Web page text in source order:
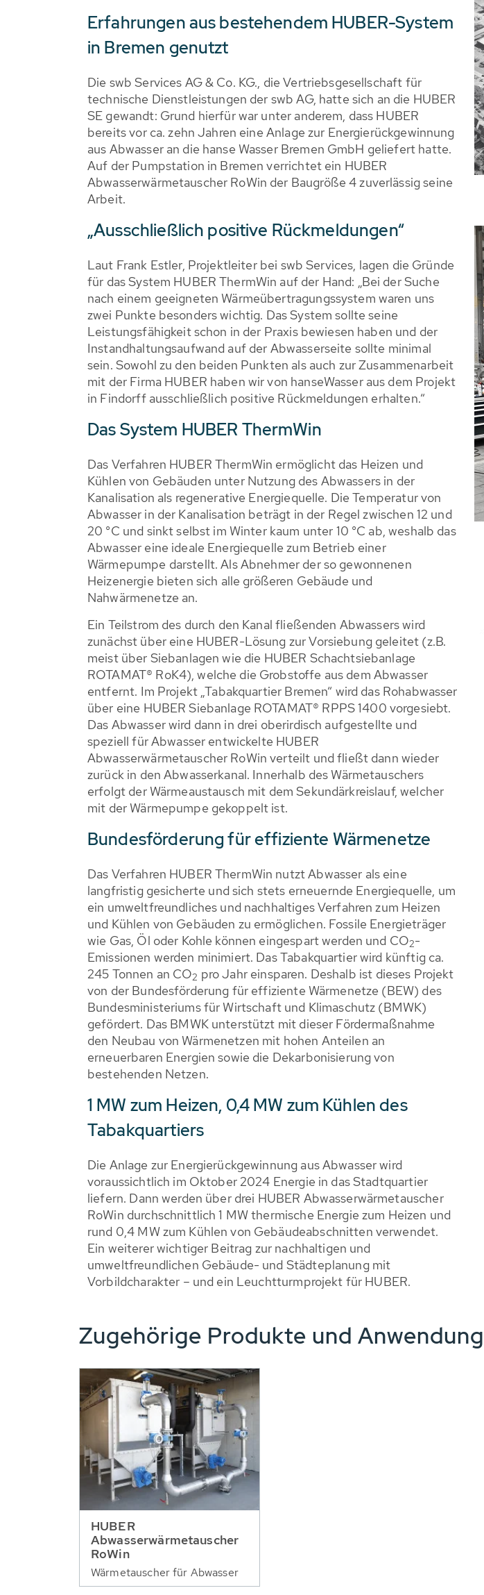
Erfahrungen aus bestehendem HUBER-System
in Bremen genutzt
Die swb Services AG & Co. KG., die Vertriebsgesellschaft für
technische Dienstleistungen der swb AG, hatte sich an die HUBER
SE gewandt: Grund hierfür war unter anderem, dass HUBER
bereits vor ca. zehn Jahren eine Anlage zur Energierückgewinnung
aus Abwasser an die hanse Wasser Bremen GmbH geliefert hatte.
Auf der Pumpstation in Bremen verrichtet ein HUBER
Abwasserwärmetauscher RoWin der Baugröße 4 zuverlässig seine
Arbeit.
„Ausschließlich positive Rückmeldungen“
Laut Frank Estler, Projektleiter bei swb Services, lagen die Gründe
für das System HUBER ThermWin auf der Hand: „Bei der Suche
nach einem geeigneten Wärmeübertragungssystem waren uns
zwei Punkte besonders wichtig. Das System sollte seine
Leistungsfähigkeit schon in der Praxis bewiesen haben und der
Instandhaltungsaufwand auf der Abwasserseite sollte minimal
sein. Sowohl zu den beiden Punkten als auch zur Zusammenarbeit
mit der Firma HUBER haben wir von hanseWasser aus dem Projekt
in Findorff ausschließlich positive Rückmeldungen erhalten.“
Das System HUBER ThermWin
Das Verfahren HUBER ThermWin ermöglicht das Heizen und
Kühlen von Gebäuden unter Nutzung des Abwassers in der
Kanalisation als regenerative Energiequelle. Die Temperatur von
Abwasser in der Kanalisation beträgt in der Regel zwischen 12 und
20 °C und sinkt selbst im Winter kaum unter 10 °C ab, weshalb das
Abwasser eine ideale Energiequelle zum Betrieb einer
Wärmepumpe darstellt. Als Abnehmer der so gewonnenen
Heizenergie bieten sich alle größeren Gebäude und
Nahwärmenetze an.
Ein Teilstrom des durch den Kanal fließenden Abwassers wird
zunächst über eine HUBER-Lösung zur Vorsiebung geleitet (z.B.
meist über Siebanlagen wie die HUBER Schachtsiebanlage
ROTAMAT® RoK4), welche die Grobstoffe aus dem Abwasser
entfernt. Im Projekt „Tabakquartier Bremen“ wird das Rohabwasser
über eine HUBER Siebanlage ROTAMAT® RPPS 1400 vorgesiebt.
Das Abwasser wird dann in drei oberirdisch aufgestellte und
speziell für Abwasser entwickelte HUBER
Abwasserwärmetauscher RoWin verteilt und fließt dann wieder
zurück in den Abwasserkanal. Innerhalb des Wärmetauschers
erfolgt der Wärmeaustausch mit dem Sekundärkreislauf, welcher
mit der Wärmepumpe gekoppelt ist.
Bundesförderung für effiziente Wärmenetze
Das Verfahren HUBER ThermWin nutzt Abwasser als eine
langfristig gesicherte und sich stets erneuernde Energiequelle, um
ein umweltfreundliches und nachhaltiges Verfahren zum Heizen
und Kühlen von Gebäuden zu ermöglichen. Fossile Energieträger
wie Gas, Öl oder Kohle können eingespart werden und CO2-
Emissionen werden minimiert. Das Tabakquartier wird künftig ca.
245 Tonnen an CO2 pro Jahr einsparen. Deshalb ist dieses Projekt
von der Bundesförderung für effiziente Wärmenetze (BEW) des
Bundesministeriums für Wirtschaft und Klimaschutz (BMWK)
gefördert. Das BMWK unterstützt mit dieser Fördermaßnahme
den Neubau von Wärmenetzen mit hohen Anteilen an
erneuerbaren Energien sowie die Dekarbonisierung von
bestehenden Netzen.
1 MW zum Heizen, 0,4 MW zum Kühlen des
Tabakquartiers
Die Anlage zur Energierückgewinnung aus Abwasser wird
voraussichtlich im Oktober 2024 Energie in das Stadtquartier
liefern. Dann werden über drei HUBER Abwasserwärmetauscher
RoWin durchschnittlich 1 MW thermische Energie zum Heizen und
rund 0,4 MW zum Kühlen von Gebäudeabschnitten verwendet.
Ein weiterer wichtiger Beitrag zur nachhaltigen und
umweltfreundlichen Gebäude- und Städteplanung mit
Vorbildcharakter – und ein Leuchtturmprojekt für HUBER.
Zugehörige Produkte und
HUBER
Abwasserwärmetauscher
RoWin
Wärmetauscher für Abwasser